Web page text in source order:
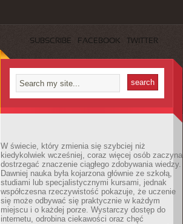
SUBSCRIBE FACEBOOK TWITTER
W świecie, który zmienia się szybciej niż
kiedykolwiek wcześniej, coraz więcej osób zaczyna
dostrzegać znaczenie ciągłego zdobywania wiedzy.
Dawniej nauka była kojarzona głównie ze szkołą,
studiami lub specjalistycznymi kursami, jednak
współczesna rzeczywistość pokazuje, że uczenie
się może odbywać się praktycznie w każdym
miejscu i o każdej porze. Wystarczy dostęp do
internetu, odrobina ciekawości oraz chęć